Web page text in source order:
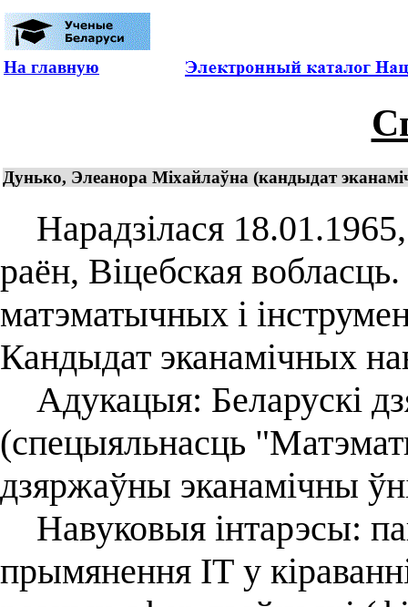
На главную
Дунько, Элеанора Міхайлаўна (кандыдат
Нарадзілася
раён, Віцебская
матэматычных і
Кандыдат эканамічных
Адукацыя: Беларускі
(спецыяльнасць
дзяржаўны эканамічны
Навуковыя інтарэсы:
прымянення ІТ у